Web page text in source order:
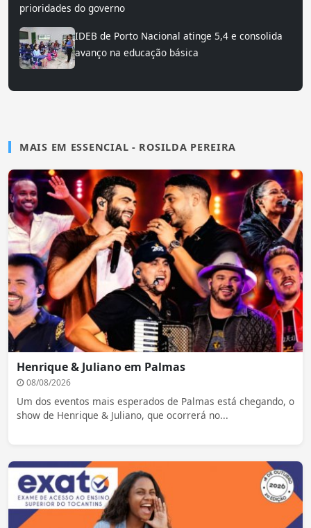
prioridades do governo
IDEB de Porto Nacional atinge 5,4 e consolida
avanço na educação básica
MAIS EM ESSENCIAL - ROSILDA PEREIRA
Henrique & Juliano em Palmas
08/08/2026
Um dos eventos mais esperados de Palmas está chegando, o
show de Henrique & Juliano, que ocorrerá no...